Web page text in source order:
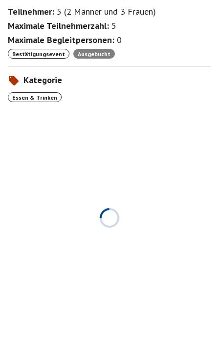
Teilnehmer: 5 (2 Männer und 3 Frauen)
Maximale Teilnehmerzahl: 5
Maximale Begleitpersonen: 0
Bestätigungsevent Ausgebucht
Kategorie
Essen & Trinken